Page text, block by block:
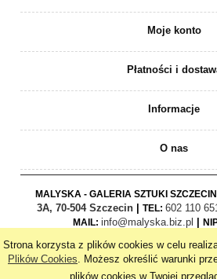
Strona korzysta z plików cookies w celu
Plików Cookies. Możesz określić warunki
plików cookies w Twojej
Moje konto
Płatności i
Informacje
O nas
MALYSKA - GALERIA SZTUKI SZCZECIN
3A, 70-504 Szczecin
TEL: 602 110
MAIL: info@malyska.biz.pl
pokaż pełną wersję